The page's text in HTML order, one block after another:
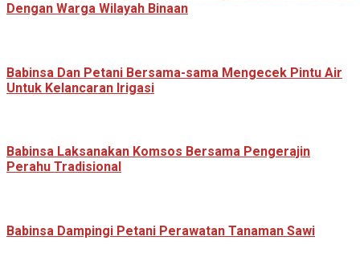
Dengan Warga Wilayah Binaan
Babinsa Dan Petani Bersama-sama Mengecek Pintu Air
Untuk Kelancaran Irigasi
Babinsa Laksanakan Komsos Bersama Pengerajin
Perahu Tradisional
Babinsa Dampingi Petani Perawatan Tanaman Sawi